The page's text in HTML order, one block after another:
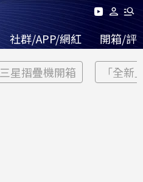
社群/APP/網紅 開箱/評
三星摺疊機開箱 「全新